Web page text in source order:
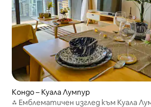
Кондо – Куала Лумпур
⁂ Емблематичен изглед към Куала